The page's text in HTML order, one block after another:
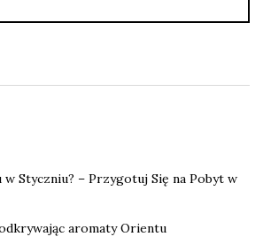
Styczniu? – Przygotuj Się na Pobyt w
aromaty Orientu